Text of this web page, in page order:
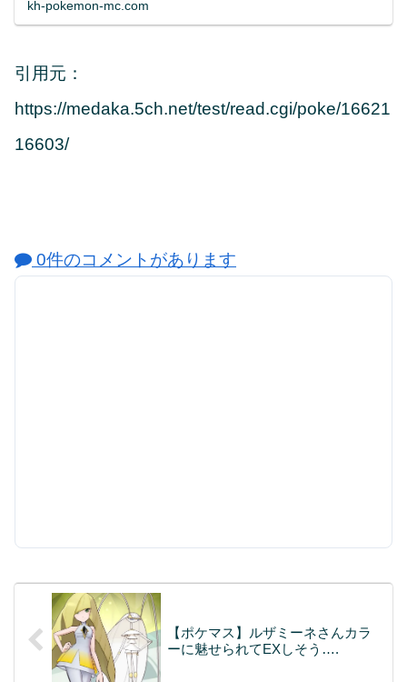
kh-pokemon-mc.com
引用元：
https://medaka.5ch.net/test/read.cgi/poke/16621
16603/
0件のコメントがあります
【ポケマス】ルザミーネさんカラ
ーに魅せられてEXしそう….